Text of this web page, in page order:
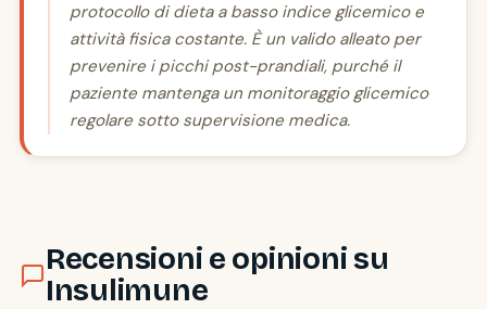
protocollo di dieta a basso indice glicemico e
attività fisica costante. È un valido alleato per
prevenire i picchi post-prandiali, purché il
paziente mantenga un monitoraggio glicemico
regolare sotto supervisione medica.
Recensioni e opinioni su
Insulimune